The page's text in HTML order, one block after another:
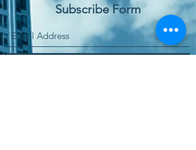
Subscribe Form